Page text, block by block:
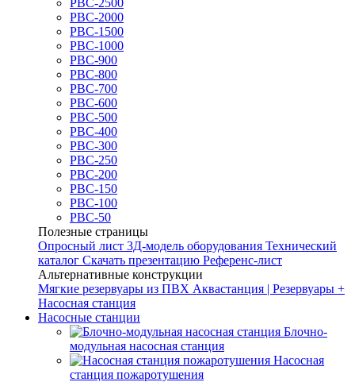
РВС-2500
РВС-2000
РВС-1500
РВС-1000
РВС-900
РВС-800
РВС-700
РВС-600
РВС-500
РВС-400
РВС-300
РВС-250
РВС-200
РВС-150
РВС-100
РВС-50
Полезные страницы
Опросный лист 3Д-модель оборудования Технический
каталог Скачать презентацию Референс-лист
Альтернативные конструкции
Мягкие резервуары из ПВХ Аквастанция | Резервуары +
Насосная станция
Насосные станции
Блочно-
модульная насосная станция
Насосная
станция пожаротушения